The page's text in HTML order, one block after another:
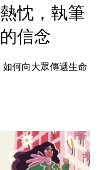
忱，執筆
信念
何向大眾傳遞生命